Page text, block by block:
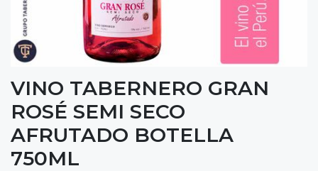
VINO TABERNERO GRAN
ROSÉ SEMI SECO
AFRUTADO BOTELLA
750ML